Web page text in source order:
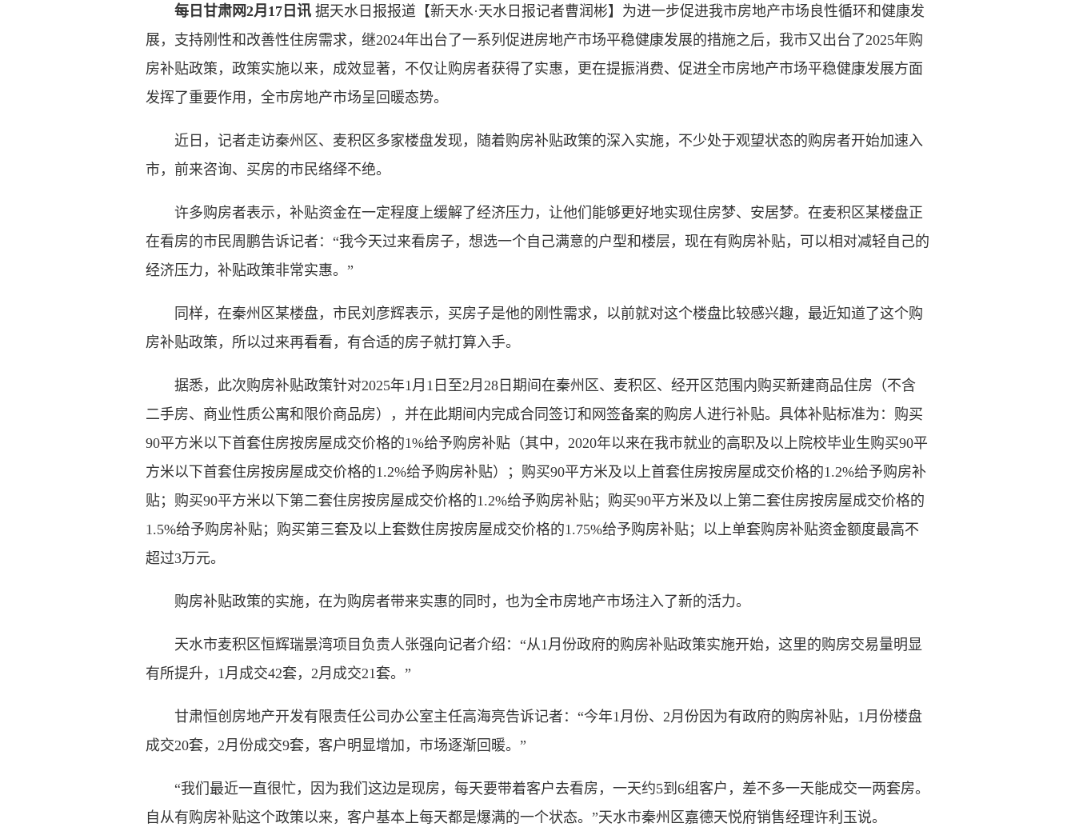
每日甘肃网2月17日讯 据天水日报报道【新天水·天水日报记者曹润彬】为进一步促进我市房地产市场良性循环和健康发
展，支持刚性和改善性住房需求，继2024年出台了一系列促进房地产市场平稳健康发展的措施之后，我市又出台了2025年购
房补贴政策，政策实施以来，成效显著，不仅让购房者获得了实惠，更在提振消费、促进全市房地产市场平稳健康发展方面
发挥了重要作用，全市房地产市场呈回暖态势。
近日，记者走访秦州区、麦积区多家楼盘发现，随着购房补贴政策的深入实施，不少处于观望状态的购房者开始加速入
市，前来咨询、买房的市民络绎不绝。
许多购房者表示，补贴资金在一定程度上缓解了经济压力，让他们能够更好地实现住房梦、安居梦。在麦积区某楼盘正
在看房的市民周鹏告诉记者：“我今天过来看房子，想选一个自己满意的户型和楼层，现在有购房补贴，可以相对减轻自己的
经济压力，补贴政策非常实惠。”
同样，在秦州区某楼盘，市民刘彦辉表示，买房子是他的刚性需求，以前就对这个楼盘比较感兴趣，最近知道了这个购
房补贴政策，所以过来再看看，有合适的房子就打算入手。
据悉，此次购房补贴政策针对2025年1月1日至2月28日期间在秦州区、麦积区、经开区范围内购买新建商品住房（不含
二手房、商业性质公寓和限价商品房），并在此期间内完成合同签订和网签备案的购房人进行补贴。具体补贴标准为：购买
90平方米以下首套住房按房屋成交价格的1%给予购房补贴（其中，2020年以来在我市就业的高职及以上院校毕业生购买90平
方米以下首套住房按房屋成交价格的1.2%给予购房补贴）；购买90平方米及以上首套住房按房屋成交价格的1.2%给予购房补
贴；购买90平方米以下第二套住房按房屋成交价格的1.2%给予购房补贴；购买90平方米及以上第二套住房按房屋成交价格的
1.5%给予购房补贴；购买第三套及以上套数住房按房屋成交价格的1.75%给予购房补贴；以上单套购房补贴资金额度最高不
超过3万元。
购房补贴政策的实施，在为购房者带来实惠的同时，也为全市房地产市场注入了新的活力。
天水市麦积区恒辉瑞景湾项目负责人张强向记者介绍：“从1月份政府的购房补贴政策实施开始，这里的购房交易量明显
有所提升，1月成交42套，2月成交21套。”
甘肃恒创房地产开发有限责任公司办公室主任高海亮告诉记者：“今年1月份、2月份因为有政府的购房补贴，1月份楼盘
成交20套，2月份成交9套，客户明显增加，市场逐渐回暖。”
“我们最近一直很忙，因为我们这边是现房，每天要带着客户去看房，一天约5到6组客户，差不多一天能成交一两套房。
自从有购房补贴这个政策以来，客户基本上每天都是爆满的一个状态。”天水市秦州区嘉德天悦府销售经理许利玉说。